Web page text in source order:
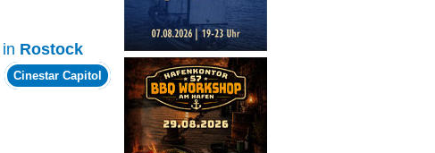
in Rostock
Cinestar Capitol